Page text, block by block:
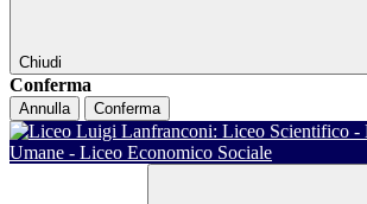
Chiudi
Conferma
Annulla Conferma